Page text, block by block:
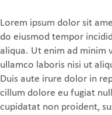
Lorem ipsum dolor sit
do eiusmod tempor
aliqua. Ut enim ad minim
ullamco laboris nisi ut
Duis aute irure dolor in
cillum dolore eu fugiat
cupidatat non proident,